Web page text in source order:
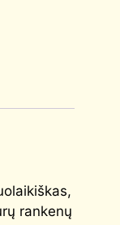
rankenų